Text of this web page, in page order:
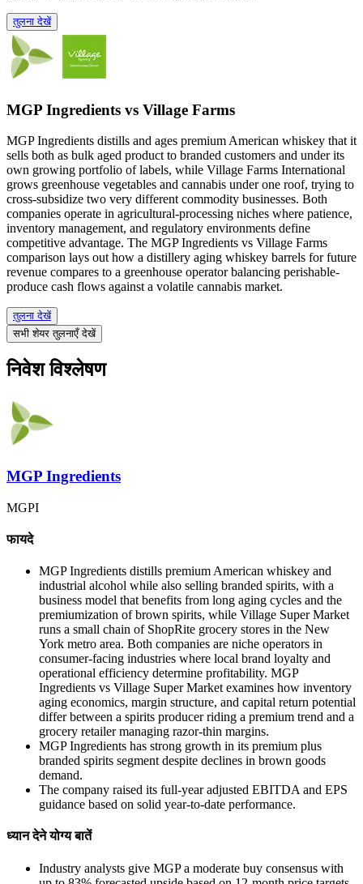
तुलना देखें
MGP Ingredients vs Village Farms
MGP Ingredients distills and ages premium American whiskey that it
sells both as bulk aged product to branded customers and under its
own growing portfolio of labels, while Village Farms International
grows greenhouse vegetables and cannabis under one roof, trying to
cross-subsidize two very different commodity businesses. Both
companies operate in agricultural-processing niches where patience,
inventory management, and regulatory environments define
competitive advantage. The MGP Ingredients vs Village Farms
comparison lays out how a distillery aging whiskey barrels for future
revenue compares to a greenhouse operator balancing perishable-
produce cash flows against a volatile cannabis market.
तुलना देखें
सभी शेयर तुलनाएँ देखें
निवेश विश्लेषण
MGP Ingredients
MGPI
फायदे
MGP Ingredients distills premium American whiskey and
industrial alcohol while also selling branded spirits, with a
business model that benefits from long aging cycles and the
premiumization of brown spirits, while Village Super Market
runs a small chain of ShopRite grocery stores in the New
York metro area. Both companies are niche operators in
consumer-facing industries where local brand loyalty and
operational efficiency determine profitability. MGP
Ingredients vs Village Super Market examines how inventory
aging economics, margin structure, and capital return potential
differ between a spirits producer riding a premium trend and a
grocery retailer managing razor-thin margins.
MGP Ingredients has strong growth in its premium plus
branded spirits segment despite declines in brown goods
demand.
The company raised its full-year adjusted EBITDA and EPS
guidance based on solid year-to-date performance.
ध्यान देने योग्य बातें
Industry analysts give MGP a moderate buy consensus with